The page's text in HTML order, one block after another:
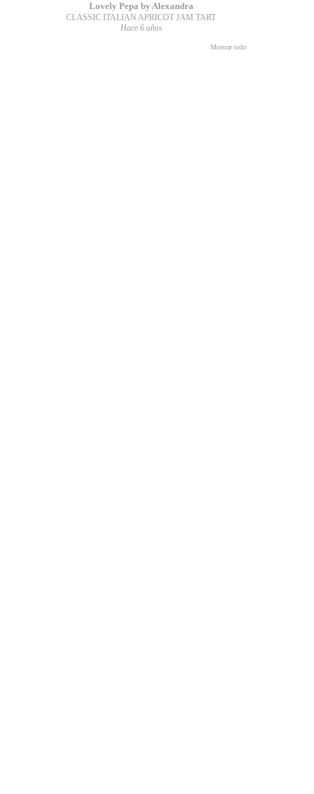
Lovely Pepa by Alexandra
CLASSIC ITALIAN APRICOT JAM TART
Hace 6 años
Mostrar todo